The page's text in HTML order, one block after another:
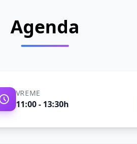
Agenda
VREME
11:00 - 13:30h